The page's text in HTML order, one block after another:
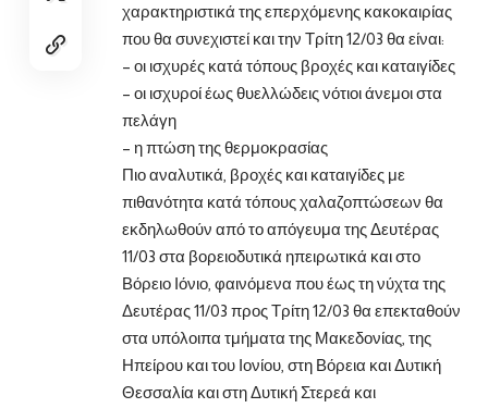
χαρακτηριστικά της επερχόμενης κακοκαιρίας
που θα συνεχιστεί και την Τρίτη 12/03 θα είναι:
– οι ισχυρές κατά τόπους βροχές και καταιγίδες
– οι ισχυροί έως θυελλώδεις νότιοι άνεμοι στα
πελάγη
– η πτώση της θερμοκρασίας
Πιο αναλυτικά, βροχές και καταιγίδες με
πιθανότητα κατά τόπους χαλαζοπτώσεων θα
εκδηλωθούν από το απόγευμα της Δευτέρας
11/03 στα βορειοδυτικά ηπειρωτικά και στο
Βόρειο Ιόνιο, φαινόμενα που έως τη νύχτα της
Δευτέρας 11/03 προς Τρίτη 12/03 θα επεκταθούν
στα υπόλοιπα τμήματα της Μακεδονίας, της
Ηπείρου και του Ιονίου, στη Βόρεια και Δυτική
Θεσσαλία και στη Δυτική Στερεά και